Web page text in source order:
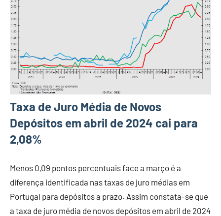
Taxa de Juro Média de Novos
Depósitos em abril de 2024 cai para
2,08%
Menos 0,09 pontos percentuais face a março é a
diferença identificada nas taxas de juro médias em
Portugal para depósitos a prazo. Assim constata-se que
a taxa de juro média de novos depósitos em abril de 2024